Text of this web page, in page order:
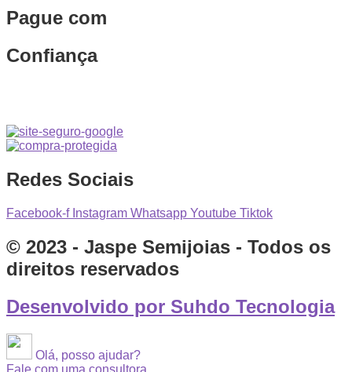
Pague com
Confiança
Redes Sociais
Facebook-f Instagram Whatsapp Youtube Tiktok
© 2023 - Jaspe Semijoias - Todos os
direitos reservados
Desenvolvido por Suhdo Tecnologia
Olá, posso ajudar?
Fale com uma consultora.